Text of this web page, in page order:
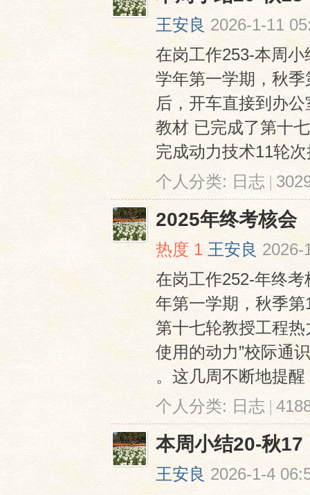
王安良 2026-1-11
在岗工作253-本周
学年第一学期，秋
后，开车直接到办
教材 已完成了第十
完成动力技术11轮
个人分类: 日志 |
2025年终考核会
热度 1 王安良 2026-
在岗工作252-年终
年第一学期，秋季
第十七轮教授工程
使用的动力”校际通
。这几周不断地提
个人分类:日志 |
本周小结20-秋17
王安良 2026-1-4